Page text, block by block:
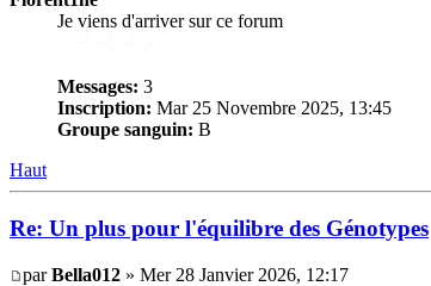
Je viens d'arriver sur ce forum
Messages: 3
Inscription: Mar 25 Novembre 2025, 13:45
Groupe sanguin: B
Haut
Re: Un plus pour l'équilibre des Génotypes
parBella012 » Mer 28 Janvier 2026, 12:17